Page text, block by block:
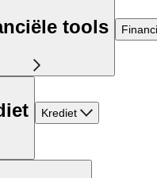
tools
Krediet